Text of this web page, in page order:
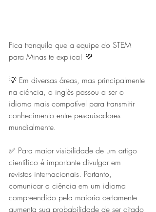
Fica tranquila que a equipe do STEM
para Minas te explica! 💜
💡 Em diversas áreas, mas principalmente
na ciência, o inglês passou a ser o
idioma mais compatível para transmitir
conhecimento entre pesquisadores
mundialmente.
✅ Para maior visibilidade de um artigo
científico é importante divulgar em
revistas internacionais. Portanto,
comunicar a ciência em um idioma
compreendido pela maioria certamente
aumenta sua probabilidade de ser citado